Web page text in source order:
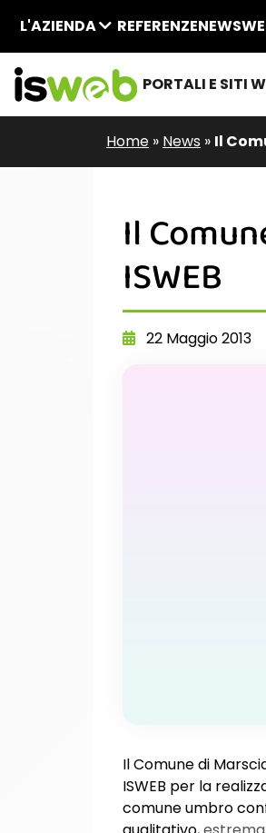
L'AZIENDA REFERENZENEWS
PORTALI E SITI
Home » News » Il
Il
ISWEB
22 Maggio 2013
Il Comune di
ISWEB per la
comune umbro